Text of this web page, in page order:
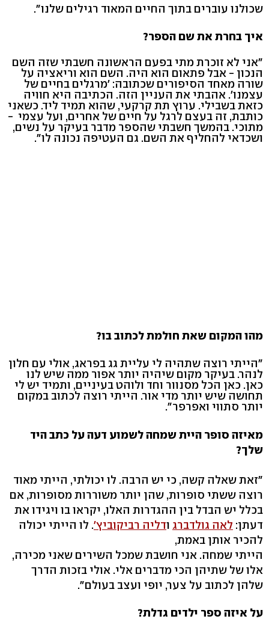
שכולנו עוברים בתוך החיים המאוד רגילים שלנו".
איך בחרת את שם הספר?
"אני לא זוכרת מתי בפעם הראשונה חשבתי שזה השם
הנכון - אבל פתאום הוא היה. השם הוא וריאציה על
שורה מאחד הסיפורים שכתובה: 'מרגלים בחיים של
עצמנו'. אהבתי את העניין הזה. הכתיבה היא חוויה
כזאת בשבילי. ערוץ תת קרקעי, שהוא תמיד ליד. כשאני
כותבת, זה בעצם לרגל על חיים של אחרים, ועל עצמי -
מתוכי. בהמשך חשבתי שהספר מדבר בעיקר על נשים,
ושכדאי להחליף את השם. גם העטיפה נכונה לו".
מהו המקום שאת חולמת לכתוב בו?
"הייתי רוצה שתהיה לי עליית גג בפראג, אולי עם חלון
לנהר. בעיקר מקום שיהיה יותר אפור ממה שיש לנו
כאן. כאן הכל מסנוור וחד ולוהט בעיניים, ותמיד יש לי
תחושה שיש יותר מדי אור. הייתי רוצה לכתוב במקום
יותר סתווי ואפרפר".
מאיזה סופר היית שמחה לשמוע דעה על כתב היד
שלך?
"זאת שאלה קשה, כי יש הרבה. לו יכולתי, הייתי מאוד
רוצה ששתי סופרות, שהן יותר משוררות מסופרות, אם
בכלל יש הבדל בין ההגדרות האלו, יקראו בו ויגידו את
דעתן: לאה גולדברג ודליה רביקוביץ'. לו הייתי יכולה
להכיר אותן באמת,
הייתי שמחה. אני חושבת שמכל השירים שאני מכירה,
אלו של שתיהן הכי מדברים אלי. אולי בזכות הדרך
שלהן לכתוב על צער, יופי ועצב בעולם".
על איזה ספר ילדים גדלת?